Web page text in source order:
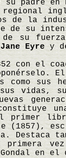
padre en
regional
de la
de su
su
Jane Eyre y
con el
El
sus
vidas,
primer
(1857),
Destaca
primera
en